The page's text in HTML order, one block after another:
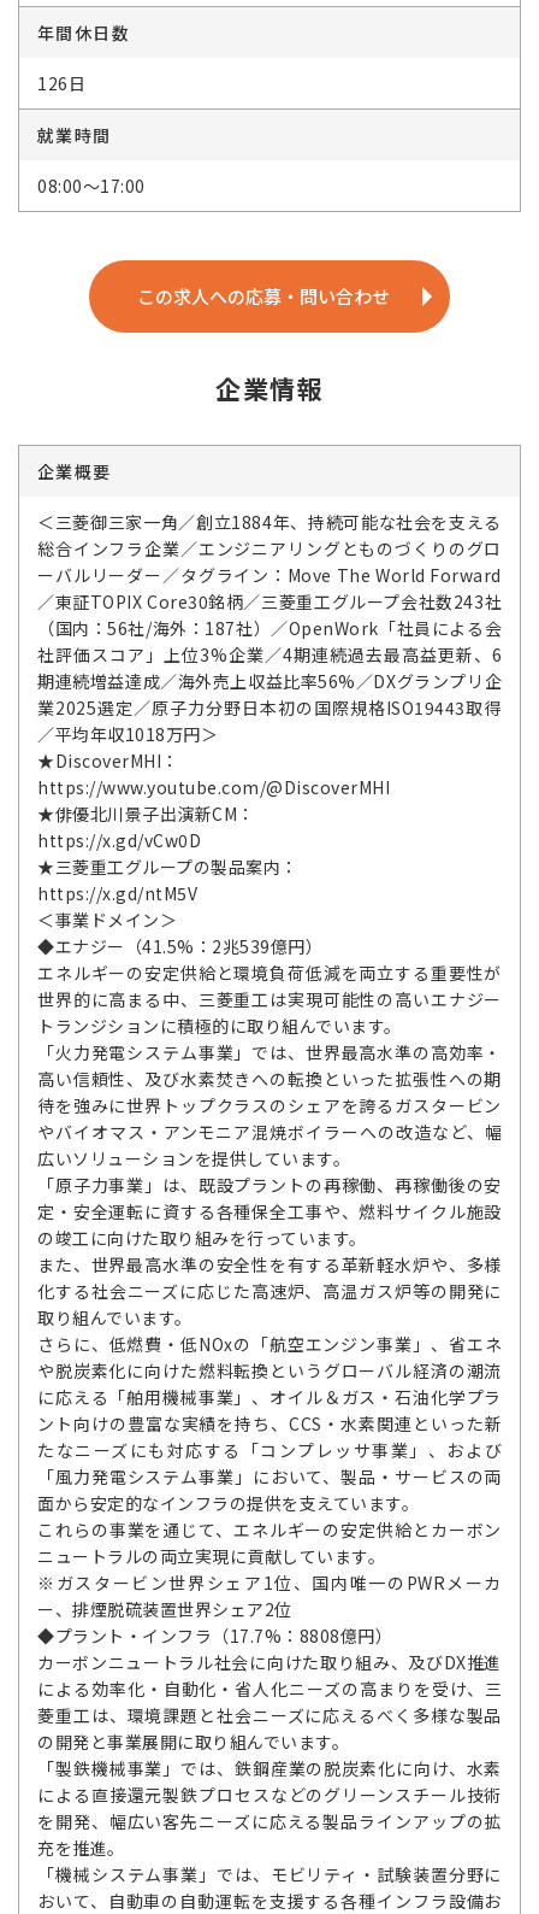
年間休日数
126日
就業時間
08:00～17:00
この求人への応募・問い合わせ
企業情報
企業概要
＜三菱御三家一角／創立1884年、持続可能な社会を支える
総合インフラ企業／エンジニアリングとものづくりのグロ
ーバルリーダー／タグライン：Move The World Forward
／東証TOPIX Core30銘柄／三菱重工グループ会社数243社
（国内：56社/海外：187社）／OpenWork「社員による会
社評価スコア」上位3%企業／4期連続過去最高益更新、6
期連続増益達成／海外売上収益比率56%／DXグランプリ企
業2025選定／原子力分野日本初の国際規格ISO19443取得
／平均年収1018万円＞
★DiscoverMHI：
https://www.youtube.com/@DiscoverMHI
★俳優北川景子出演新CM：
https://x.gd/vCw0D
★三菱重工グループの製品案内：
https://x.gd/ntM5V
＜事業ドメイン＞
◆エナジー（41.5%：2兆539億円）
エネルギーの安定供給と環境負荷低減を両立する重要性が
世界的に高まる中、三菱重工は実現可能性の高いエナジー
トランジションに積極的に取り組んでいます。
「火力発電システム事業」では、世界最高水準の高効率・
高い信頼性、及び水素焚きへの転換といった拡張性への期
待を強みに世界トップクラスのシェアを誇るガスタービン
やバイオマス・アンモニア混焼ボイラーへの改造など、幅
広いソリューションを提供しています。
「原子力事業」は、既設プラントの再稼働、再稼働後の安
定・安全運転に資する各種保全工事や、燃料サイクル施設
の竣工に向けた取り組みを行っています。
また、世界最高水準の安全性を有する革新軽水炉や、多様
化する社会ニーズに応じた高速炉、高温ガス炉等の開発に
取り組んでいます。
さらに、低燃費・低NOxの「航空エンジン事業」、省エネ
や脱炭素化に向けた燃料転換というグローバル経済の潮流
に応える「舶用機械事業」、オイル＆ガス・石油化学プラ
ント向けの豊富な実績を持ち、CCS・水素関連といった新
たなニーズにも対応する「コンプレッサ事業」、および
「風力発電システム事業」において、製品・サービスの両
面から安定的なインフラの提供を支えています。
これらの事業を通じて、エネルギーの安定供給とカーボン
ニュートラルの両立実現に貢献しています。
※ガスタービン世界シェア1位、国内唯一のPWRメーカ
ー、排煙脱硫装置世界シェア2位
◆プラント・インフラ（17.7%：8808億円）
カーボンニュートラル社会に向けた取り組み、及びDX推進
による効率化・自動化・省人化ニーズの高まりを受け、三
菱重工は、環境課題と社会ニーズに応えるべく多様な製品
の開発と事業展開に取り組んでいます。
「製鉄機械事業」では、鉄鋼産業の脱炭素化に向け、水素
による直接還元製鉄プロセスなどのグリーンスチール技術
を開発、幅広い客先ニーズに応える製品ラインアップの拡
充を推進。
「機械システム事業」では、モビリティ・試験装置分野に
おいて、自動車の自動運転を支援する各種インフラ設備お